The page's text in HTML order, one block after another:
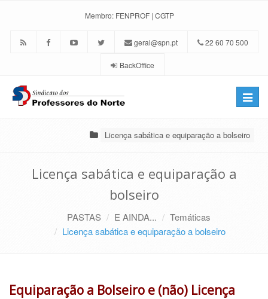
Membro: FENPROF | CGTP
geral@spn.pt 22 60 70 500
BackOffice
Toggle
Licença sabática e equiparação a bolseiro
Licença sabática e equiparação a
bolseiro
PASTAS E AINDA...
Temáticas
Licença sabática e equiparação a bolseiro
Equiparação a Bolseiro e (não) Licença